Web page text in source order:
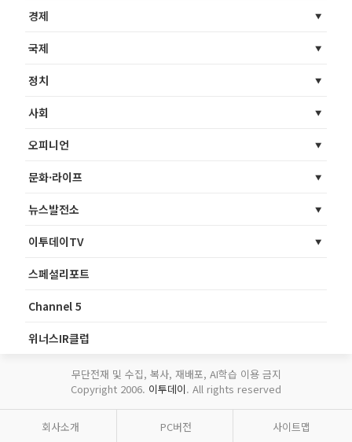
경제
국제
정치
사회
오피니언
문화·라이프
뉴스발전소
이투데이TV
스페셜리포트
Channel 5
위너스IR클럽
무단전재 및 수집, 복사, 재배포, AI학습 이용 금지
Copyright 2006. 이투데이. All rights reserved
회사소개 PC버전 사이트맵